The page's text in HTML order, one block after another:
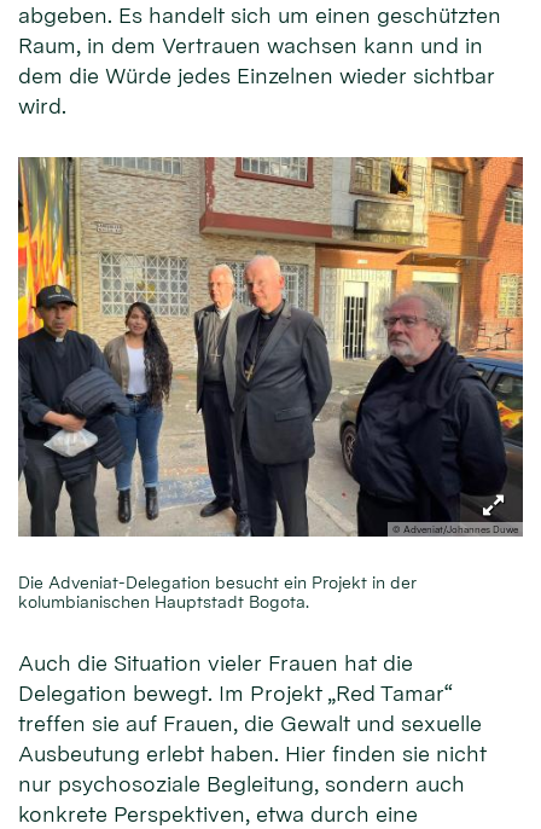
abgeben. Es handelt sich um einen geschützten
Raum, in dem Vertrauen wachsen kann und in
dem die Würde jedes Einzelnen wieder sichtbar
wird.
© Adveniat/Johannes Duwe
Die Adveniat-Delegation besucht ein Projekt in der
kolumbianischen Hauptstadt Bogota.
Auch die Situation vieler Frauen hat die
Delegation bewegt. Im Projekt „Red Tamar“
treffen sie auf Frauen, die Gewalt und sexuelle
Ausbeutung erlebt haben. Hier finden sie nicht
nur psychosoziale Begleitung, sondern auch
konkrete Perspektiven, etwa durch eine